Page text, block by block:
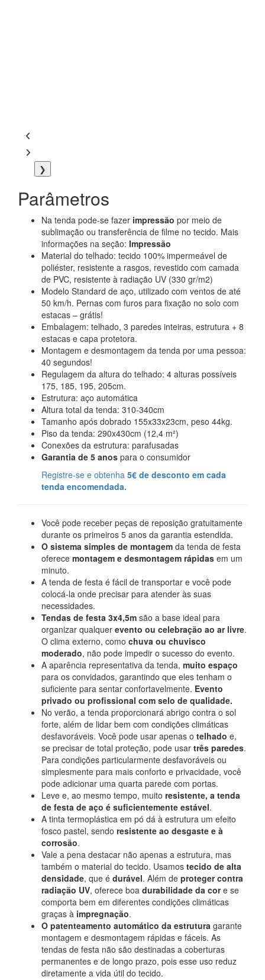
❯
Parâmetros
Na tenda pode-se fazer impressão por meio de
sublimação ou transferência de filme no tecido. Mais
informações na seção: Impressão
Material do telhado: tecido 100% impermeável de
poliéster, resistente a rasgos, revestido com camada
de PVC, resistente à radiação UV (330 gr/m2)
Modelo Standard de aço, utilizado com ventos de até
50 km/h. Pernas com furos para fixação no solo com
estacas – grátis!
Embalagem: telhado, 3 paredes inteiras, estrutura + 8
estacas e capa protetora.
Montagem e desmontagem da tenda por uma pessoa:
40 segundos!
Regulagem da altura do telhado: 4 alturas possíveis
175, 185, 195, 205cm.
Estrutura: aço automática
Altura total da tenda: 310-340cm
Tamanho após dobrado 155x33x23cm, peso 44kg.
Piso da tenda: 290x430cm (12,4 m²)
Conexões da estrutura: parafusadas
Garantia de 5 anos para o consumidor
Registre-se e obtenha 5€ de desconto em cada
tenda encomendada.
Você pode receber peças de reposição gratuitamente
durante os primeiros 5 anos da garantia estendida.
O sistema simples de montagem da tenda de festa
oferece montagem e desmontagem rápidas em um
minuto.
A tenda de festa é fácil de transportar e você pode
colocá-la onde precisar para atender às suas
necessidades.
Tendas de festa 3x4,5m são a base ideal para
organizar qualquer evento ou celebração ao ar livre.
O clima externo, como chuva ou chuvisco
moderado, não pode impedir o sucesso do evento.
A aparência representativa da tenda, muito espaço
para os convidados, garantindo que eles tenham o
suficiente para sentar confortavelmente. Evento
privado ou profissional com selo de qualidade.
No verão, a tenda proporcionará abrigo contra o sol
forte, além de lidar bem com condições climáticas
desfavoráveis. Você pode usar apenas o telhado e,
se precisar de total proteção, pode usar três paredes.
Para condições particularmente desfavoráveis ou
simplesmente para mais conforto e privacidade, você
pode adicionar uma quarta parede com portas.
Leve e, ao mesmo tempo, muito resistente, a tenda
de festa de aço é suficientemente estável.
A tinta termoplástica em pó dá à estrutura um efeito
fosco pastel, sendo resistente ao desgaste e à
corrosão.
Vale a pena destacar não apenas a estrutura, mas
também o material do tecido. Usamos tecido de alta
densidade, que é durável. Além de proteger contra
radiação UV, oferece boa durabilidade da core se
comporta bem em diferentes condições climáticas
graças à impregnação.
O patenteamento automático da estrutura garante
montagem e desmontagem rápidas e fáceis. As
tendas de festa não são destinadas a coberturas
permanentes e de longo prazo, pois esse uso reduz
diretamente a vida útil do tecido.